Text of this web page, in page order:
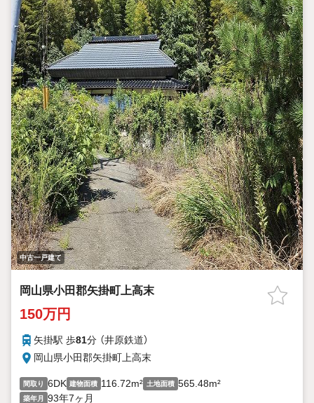
中古一戸建て
岡山県小田郡矢掛町上高末
150万円
矢掛駅 歩81分 （井原鉄道）
岡山県小田郡矢掛町上高末
間取り 6DK 建物面積 116.72m² 土地面積 565.48m²
築年月 93年7ヶ月